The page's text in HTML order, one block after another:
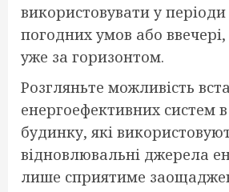
використовувати у
погодних умов або
уже за горизонтом.
Розгляньте можливість
енергоефективних систем
будинку, які
відновлювальні джерела
лише сприятиме